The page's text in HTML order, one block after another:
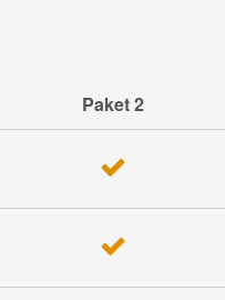
Paket 2